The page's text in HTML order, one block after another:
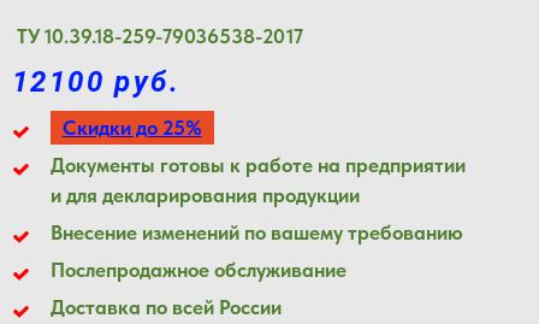
ТУ 10.39.18-259-79036538-2017
12100 руб.
Скидки до 25%
Документы готовы к работе на предприятии
и для декларирования продукции
Внесение изменений по вашему требованию
Послепродажное обслуживание
Доставка по всей России